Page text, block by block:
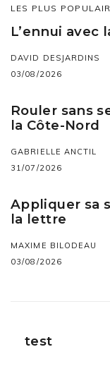
LES PLUS
L’ennui avec
DAVID DESJARDINS
03/08/2026
Rouler sans
la Côte-Nord
GABRIELLE ANCTIL
31/07/2026
Appliquer sa
la lettre
MAXIME BILODEAU
03/08/2026
test